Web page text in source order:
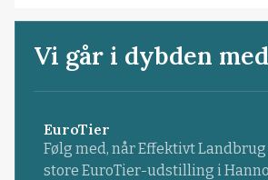
Vi går i dybden
EuroTier
Følg med, når Effektivt
store EuroTier-udstilling i